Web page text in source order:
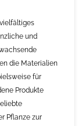
und
die Materialien
für
Produkte
Pflanze zur